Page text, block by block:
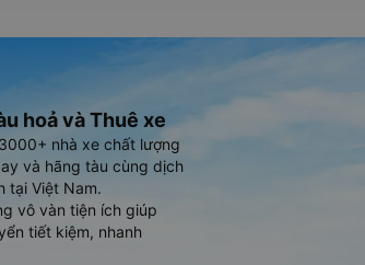
hoả và Thuê xe
nhà xe chất lượng
và hãng tàu cùng dịch
tại Việt Nam.
vô vàn tiện ích giúp
tiết kiệm, nhanh